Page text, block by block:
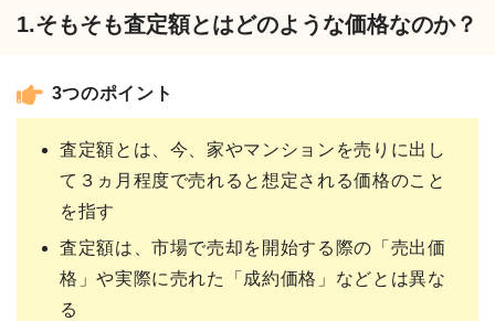
1.そもそも査定額とはどのような価格なのか？
3つのポイント
査定額とは、今、家やマンションを売りに出し
て３ヵ月程度で売れると想定される価格のこと
を指す
査定額は、市場で売却を開始する際の「売出価
格」や実際に売れた「成約価格」などとは異な
る